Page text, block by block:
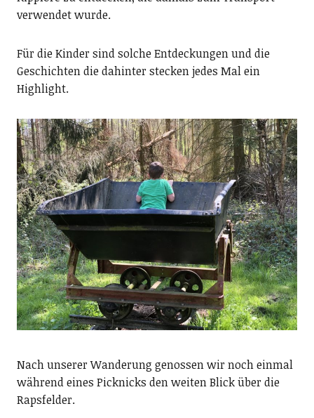
verwendet wurde.
Für die Kinder sind solche Entdeckungen und die
Geschichten die dahinter stecken jedes Mal ein
Highlight.
Nach unserer Wanderung genossen wir noch einmal
während eines Picknicks den weiten Blick über die
Rapsfelder.